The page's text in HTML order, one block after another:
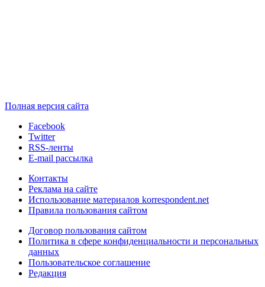
Полная версия сайта
Facebook
Twitter
RSS-ленты
E-mail рассылка
Контакты
Реклама на сайте
Использование материалов korrespondent.net
Правила пользования сайтом
Договор пользования сайтом
Политика в сфере конфиденциальности и персональных
данных
Пользовательское соглашение
Редакция